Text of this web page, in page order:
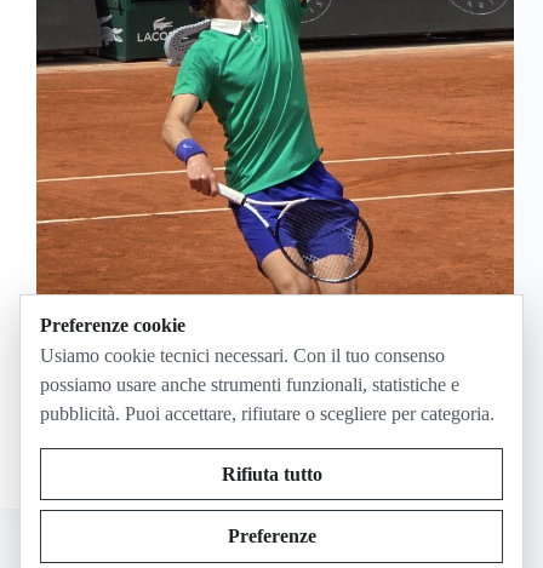
Sinner-Cerundolo si gioca giovedì 28 maggio 2026
nel secondo turno del Roland Garros. In Italia il
match sarà da seguire sui canali e sulle piattaforme
ufficiali che distribuiscono Eurosport: l’orario
preciso dipende dall’ordine di gioco, da ricontrollare
Preferenze cookie
Usiamo cookie tecnici necessari. Con il tuo consenso
possiamo usare anche strumenti funzionali, statistiche e
pubblicità. Puoi accettare, rifiutare o scegliere per categoria.
Rifiuta tutto
Preferenze